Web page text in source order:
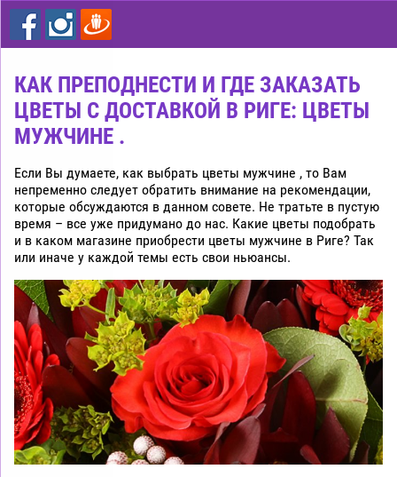
цветы
дешево
Рига
КАК ПРЕПОДНЕСТИ И ГДЕ ЗАКАЗАТЬ
ЦВЕТЫ С ДОСТАВКОЙ В РИГЕ: ЦВЕТЫ
МУЖЧИНЕ .
Если Вы думаете, как выбрать цветы мужчине , то Вам
непременно следует обратить внимание на рекомендации,
которые обсуждаются в данном совете. Не тратьте в пустую
время – все уже придумано до нас. Какие цветы подобрать
и в каком магазине приобрести цветы мужчине в Риге? Так
или иначе у каждой темы есть свои ньюансы.